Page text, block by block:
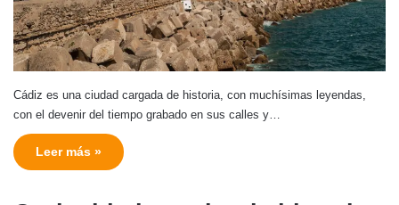
Cádiz es una ciudad cargada de historia, con muchísimas leyendas,
con el devenir del tiempo grabado en sus calles y…
Leer más »